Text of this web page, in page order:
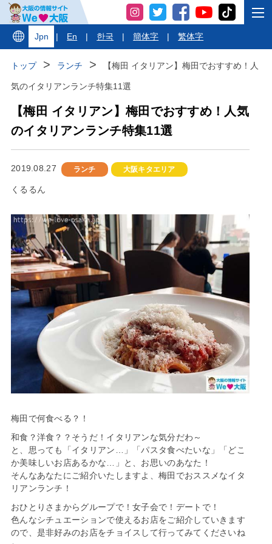
Jpn | En | 한국 | 簡体字 | 繁体字
トップ ランチ 【梅田 イタリアン】梅田でおすすめ！人
気のイタリアンランチ特集11選
【梅田 イタリアン】梅田でおすすめ！人気
のイタリアンランチ特集11選
2019.08.27 ランチ 大阪キタエリア
くるるん
梅田で何食べる？！
和食？洋食？？そうだ！イタリアンな気分だわ～
と、思っても「イタリアン…」「パスタ食べたいな」「どこ
か美味しいお店あるかな…」と、お思いのあなた！
そんなあなたにご紹介いたしますよ、梅田でおススメなイタ
リアンランチ！
おひとりさまからグループで！女子会で！デートで！
色んなシチュエーションで使えるお店をご紹介していきます
ので、是非好みのお店をチョイスして行ってみてくださいね